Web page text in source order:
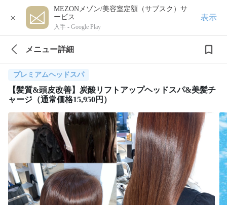
×
MEZONメゾン/美容室定額（サブスク）サ
ービス
入手 - Google Play
表示
メニュー詳細
プレミアムヘッドスパ
【髪質&頭皮改善】炭酸リフトアップヘッドスパ&美髪チ
ャージ（通常価格15,950円）